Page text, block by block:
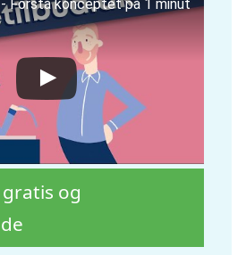
Forstå konceptet på 1 minut
og